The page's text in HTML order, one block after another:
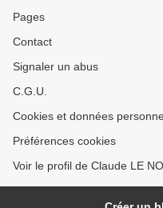
Pages
Contact
Signaler un abus
C.G.U.
Cookies et données
Préférences cookies
Voir le profil de Claude LE